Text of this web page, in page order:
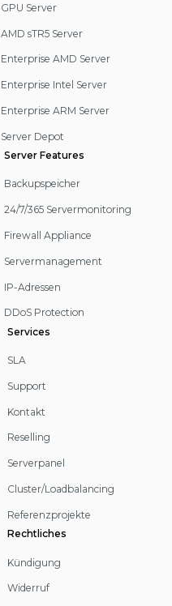
GPU Server
AMD sTR5 Server
Enterprise AMD Server
Enterprise Intel Server
Enterprise ARM Server
Server Depot
Server Features
Backupspeicher
24/7/365 Servermonitoring
Firewall Appliance
Servermanagement
IP-Adressen
DDoS Protection
Services
SLA
Support
Kontakt
Reselling
Serverpanel
Cluster/Loadbalancing
Referenzprojekte
Rechtliches
Kündigung
Widerruf